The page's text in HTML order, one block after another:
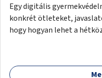
Egy digitális
konkrét ötleteket,
hogy hogyan lehet a